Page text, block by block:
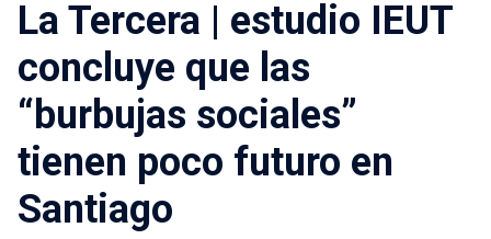
La Tercera | estudio IEUT
concluye que las
“burbujas sociales”
tienen poco futuro en
Santiago